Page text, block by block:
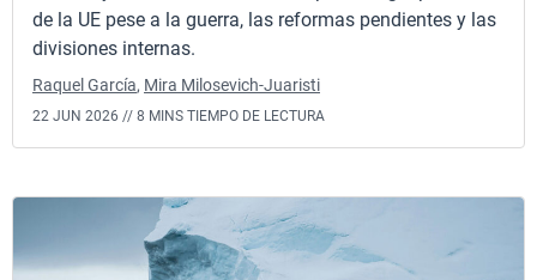
de la UE pese a la guerra, las reformas pendientes y las
divisiones internas.
Raquel García, Mira Milosevich-Juaristi
22 JUN 2026 // 8 MINS TIEMPO DE LECTURA